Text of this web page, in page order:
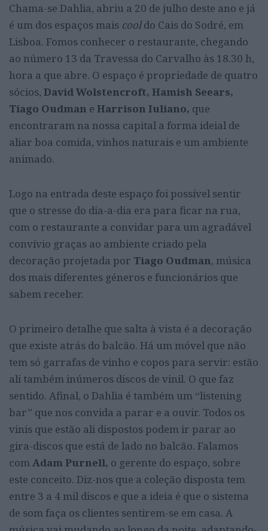
Chama-se Dahlia, abriu a 20 de julho deste ano e já
é um dos espaços mais cooldo Cais do Sodré, em
Lisboa. Fomos conhecer o restaurante, chegando
ao número 13 da Travessa do Carvalho às 18.30 h,
hora a que abre. O espaço é propriedade de quatro
sócios, David Wolstencroft, Hamish Seears,
Tiago Oudman e Harrison Iuliano, que
encontraram na nossa capital a forma ideial de
aliar boa comida, vinhos naturais e um ambiente
animado.
Logo na entrada deste espaço foi possível sentir
que o stresse do dia-a-dia era para ficar na rua,
com o restaurante a convidar para um agradável
convívio graças ao ambiente criado pela
decoração projetada por Tiago Oudman, música
dos mais diferentes géneros e funcionários que
sabem receber.
O primeiro detalhe que salta à vista é a decoração
que existe atrás do balcão. Há um móvel que não
tem só garrafas de vinho e copos para servir: estão
ali também inúmeros discos de vinil. O que faz
sentido. Afinal, o Dahlia é também um “listening
bar” que nos convida a parar e a ouvir. Todos os
vinis que estão ali dispostos podem ir parar ao
gira-discos que está de lado no balcão. Falamos
comAdam Purnell, o gerente do espaço, sobre
este conceito. Diz-nos que a coleção disposta tem
entre 3 a 4 mil discos e que a ideia é que o sistema
de som faça os clientes sentirem-se em casa. A